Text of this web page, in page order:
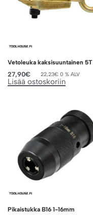
Vetoleuka kaksisuuntainen 5T
27,90€ 22,23€ 0 % ALV
Lisää ostoskoriin
Pikaistukka B16 1-16mm